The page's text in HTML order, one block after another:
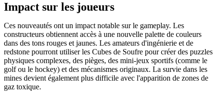
Impact sur les joueurs
Ces nouveautés ont un impact notable sur le gameplay. Les
constructeurs obtiennent accès à une nouvelle palette de couleurs
dans des tons rouges et jaunes. Les amateurs d'ingénierie et de
redstone pourront utiliser les Cubes de Soufre pour créer des puzzles
physiques complexes, des pièges, des mini-jeux sportifs (comme le
golf ou le hockey) et des mécanismes originaux. La survie dans les
mines devient également plus difficile avec l'apparition de zones de
gaz toxique.